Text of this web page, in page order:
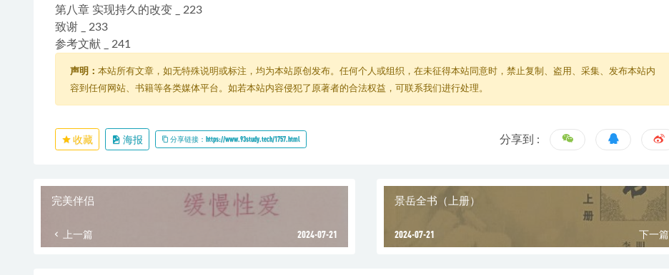
第八章 实现持久的改变 _ 223
致谢 _ 233
参考文献 _ 241
声明： 本站所有文章，如无特殊说明或标注，均为本站原创发布。任何个人或组织，在未征得本站同意时，禁止复制、盗用、采集、发布本站内
容到任何网站、书籍等各类媒体平台。如若本站内容侵犯了原著者的合法权益，可联系我们进行处理。
收藏 海报 分享链接：https://www.93study.tech/1757.html 分享到 :
完美伴侣
上一篇 2024-07-21
景岳全书（上册）
2024-07-21 下一篇